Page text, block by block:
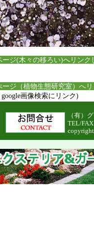
ージ(木々の移ろい)へリンク
ージ（植物生態研究室）へ
画像検索にリンク)
（有）
TEL/
copyright